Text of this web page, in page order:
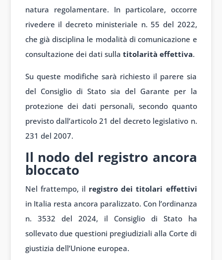
natura regolamentare. In particolare, occorre
rivedere il decreto ministeriale n. 55 del 2022,
che già disciplina le modalità di comunicazione e
consultazione dei dati sulla titolarità effettiva.
Su queste modifiche sarà richiesto il parere sia
del Consiglio di Stato sia del Garante per la
protezione dei dati personali, secondo quanto
previsto dall’articolo 21 del decreto legislativo n.
231 del 2007.
Il nodo del registro ancora
bloccato
Nel frattempo, il registro dei titolari effettivi
in Italia resta ancora paralizzato. Con l’ordinanza
n. 3532 del 2024, il Consiglio di Stato ha
sollevato due questioni pregiudiziali alla Corte di
giustizia dell’Unione europea.